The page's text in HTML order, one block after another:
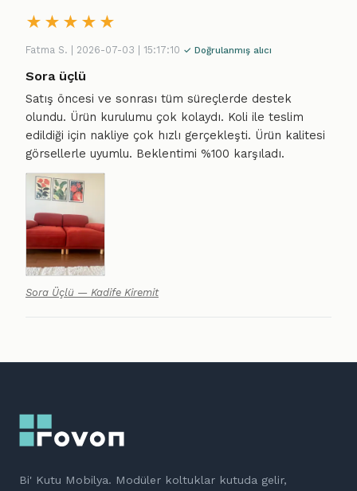
★ ★ ★ ★ ★
Fatma S. | 2026-07-03 | 15:17:10 ✓ Doğrulanmış alıcı
Sora üçlü
Satış öncesi ve sonrası tüm süreçlerde destek
olundu. Ürün kurulumu çok kolaydı. Koli ile teslim
edildiği için nakliye çok hızlı gerçekleşti. Ürün kalitesi
görsellerle uyumlu. Beklentimi %100 karşıladı.
Sora Üçlü — Kadife Kiremit
Bi' Kutu Mobilya. Modüler koltuklar kutuda gelir,